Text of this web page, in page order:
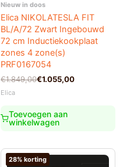
Nieuw in doos
Elica NIKOLATESLA FIT
BL/A/72 Zwart Ingebouwd
72 cm Inductiekookplaat
zones 4 zone(s)
PRF0167054
€1.849,00
Oorspronkelijke
prijs
€1.055,00
Huidige
prijs
Elica
Toevoegen aan
winkelwagen
28% korting